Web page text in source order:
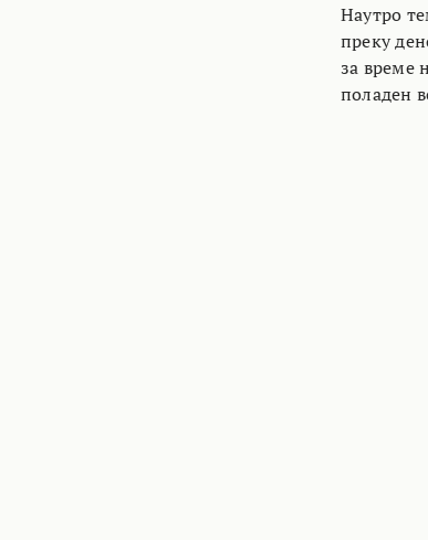
Наутро
преку
за време
поладен